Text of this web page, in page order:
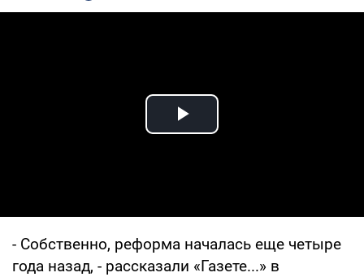
Play Video
- Собственно, реформа началась еще че­тыре
года назад, - рассказали «Газете...» в